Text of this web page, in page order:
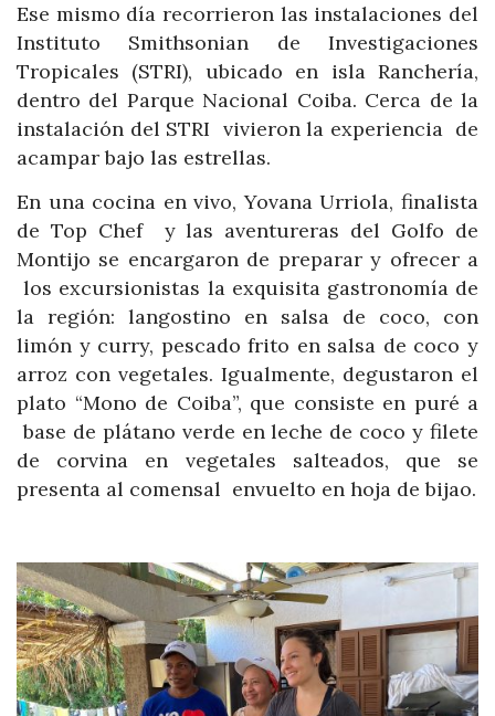
Ese mismo día recorrieron las instalaciones del
Instituto Smithsonian de Investigaciones
Tropicales (STRI), ubicado en isla Ranchería,
dentro del Parque Nacional Coiba. Cerca de la
instalación del STRI vivieron la experiencia de
acampar bajo las estrellas.
En una cocina en vivo, Yovana Urriola, finalista
de Top Chef y las aventureras del Golfo de
Montijo se encargaron de preparar y ofrecer a
los excursionistas la exquisita gastronomía de
la región: langostino en salsa de coco, con
limón y curry, pescado frito en salsa de coco y
arroz con vegetales. Igualmente, degustaron el
plato “Mono de Coiba”, que consiste en puré a
base de plátano verde en leche de coco y filete
de corvina en vegetales salteados, que se
presenta al comensal envuelto en hoja de bijao.